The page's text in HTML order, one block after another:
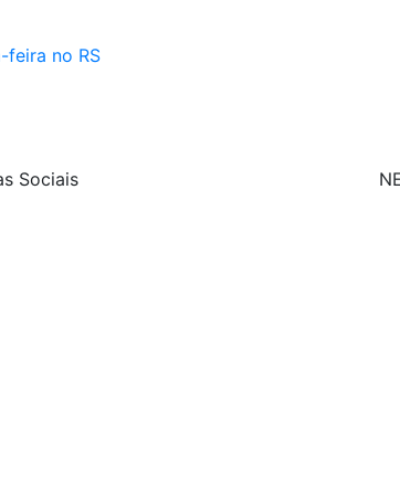
feira no RS
Sociais